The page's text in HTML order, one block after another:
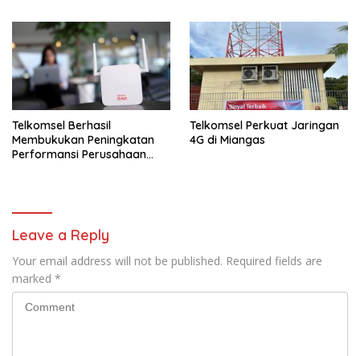
Telkomsel Berhasil
Membukukan Peningkatan
Performansi Perusahaan
Telkomsel Perkuat Jaringan
4G di Miangas
Leave a Reply
Your email address will not be published. Required fields are
marked *